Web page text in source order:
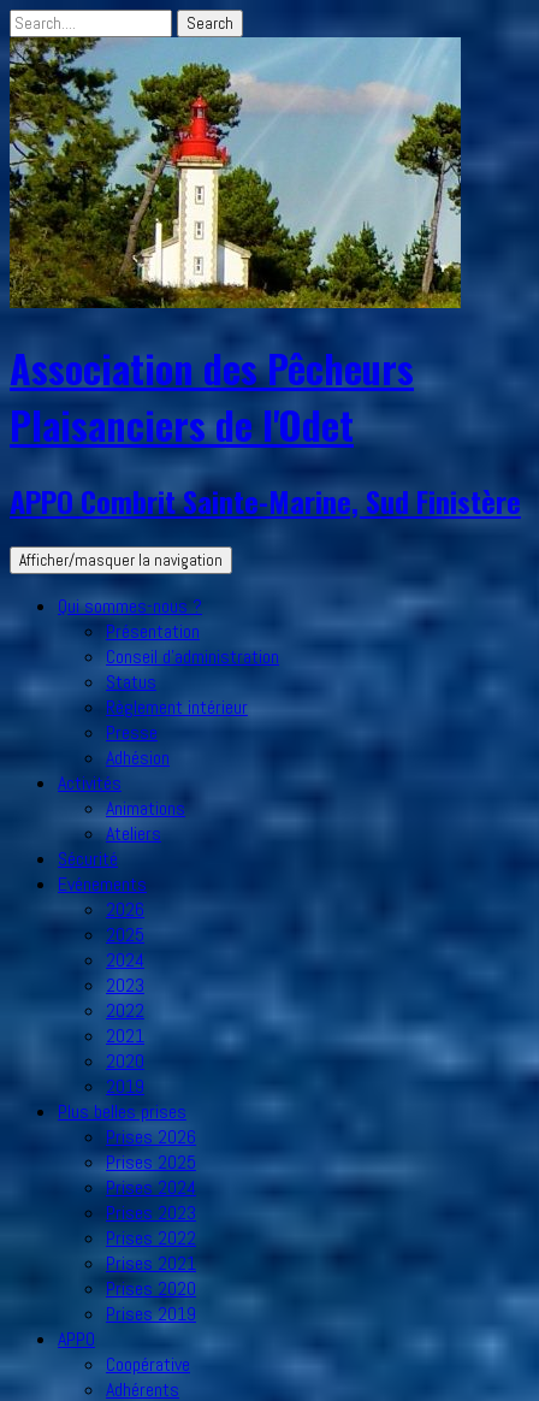
Association des Pêcheurs
Plaisanciers de l'Odet
APPO Combrit Sainte-Marine, Sud Finistère
Afficher/masquer la navigation
Qui sommes-nous ?
Présentation
Conseil d’administration
Status
Règlement intérieur
Presse
Adhésion
Activités
Animations
Ateliers
Sécurité
Evénements
2026
2025
2024
2023
2022
2021
2020
2019
Plus belles prises
Prises 2026
Prises 2025
Prises 2024
Prises 2023
Prises 2022
Prises 2021
Prises 2020
Prises 2019
APPO
Coopérative
Adhérents